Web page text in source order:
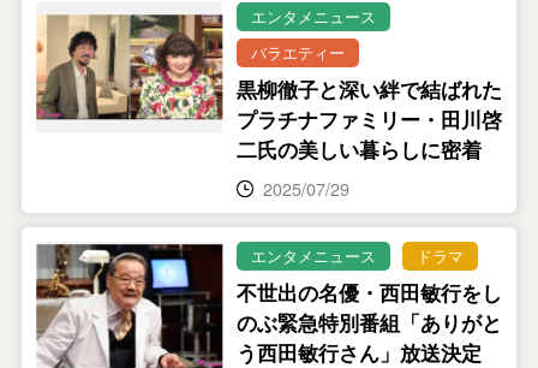
エンタメニュース
バラエティー
黒柳徹子と深い絆で結ばれた
プラチナファミリー・田川啓
二氏の美しい暮らしに密着
2025/07/29
エンタメニュース ドラマ
不世出の名優・西田敏行をし
のぶ緊急特別番組「ありがと
う西田敏行さん」放送決定